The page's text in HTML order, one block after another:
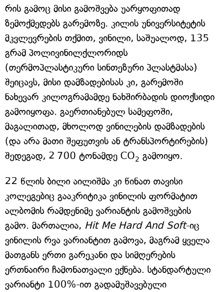
რის გამოც მისი გამოშვება უარყოფითად
ზემოქმედებს გარემოზე. კილის უნივერსიტეტის
მკვლევრების თქმით, ვინილი, საშუალოდ, 135
გრამ პოლივინილქლორიდს
(თერმოპლასტიკური სინთეზური პლასტმასა)
შეიცავს, მისი დამზადებისას კი, გარემოში
ნახევარ კილოგრამამდე ნახშირბადის დიოქსიდი
გამოიყოფა. გაერთიანებულ სამეფოში,
მაგალითად, მხოლოდ ვინილების დამზადების
(და არა მათი შეფუთვის ან ტრანსპორტირების)
შედეგად, 2 700 ტონამდე CO2 გამოიყო.
22 წლის ბილი აილიშმა კი წინათ თავისი
კოლეგებიც გააკრიტიკა ვინილის ფორმატით
ალბომის რამდენიმე ვარიანტის გამოშვების
გამო. მართალია, Hit Me Hard And Soft-იც
ვინილის რვა ვარიანტით გამოვა, მაგრამ ყველა
მათგანს ერთი გარეკანი და სიმღერების
ერთნაირი ჩამონათვალი ექნება. სტანდარტული
ვარიანტი 100%-ით გადამუშავებული